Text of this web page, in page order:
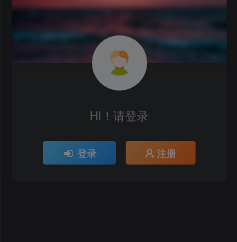
HI！请登录
登录 注册